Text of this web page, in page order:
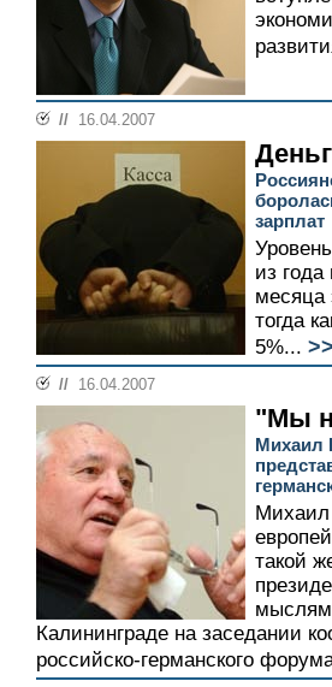
// 16.04.2007
зарплат
из
месяца
тогда
5%...
// 16.04.2007
"Мы
Михаил
Михаил
такой
Калининграде на заседании
российско-германского